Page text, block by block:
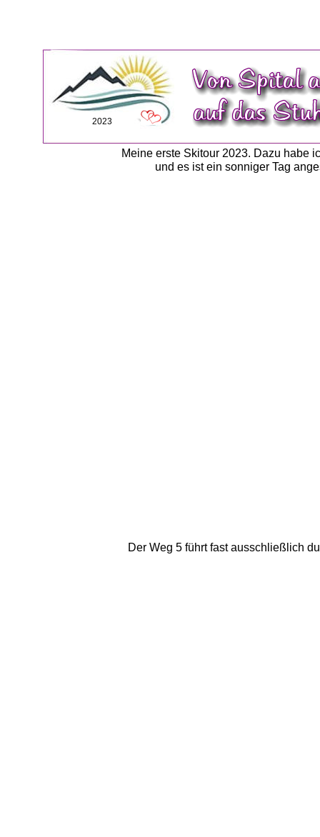
Meine erste Skitour 2023. Dazu habe
und es ist ein sonniger Tag
2023
Der Weg 5 führt fast ausschließlich